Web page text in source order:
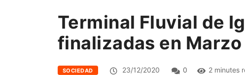
Terminal Fluvial de
finalizadas en Marzo
SOCIEDAD 23/12/2020 0 2 minutes